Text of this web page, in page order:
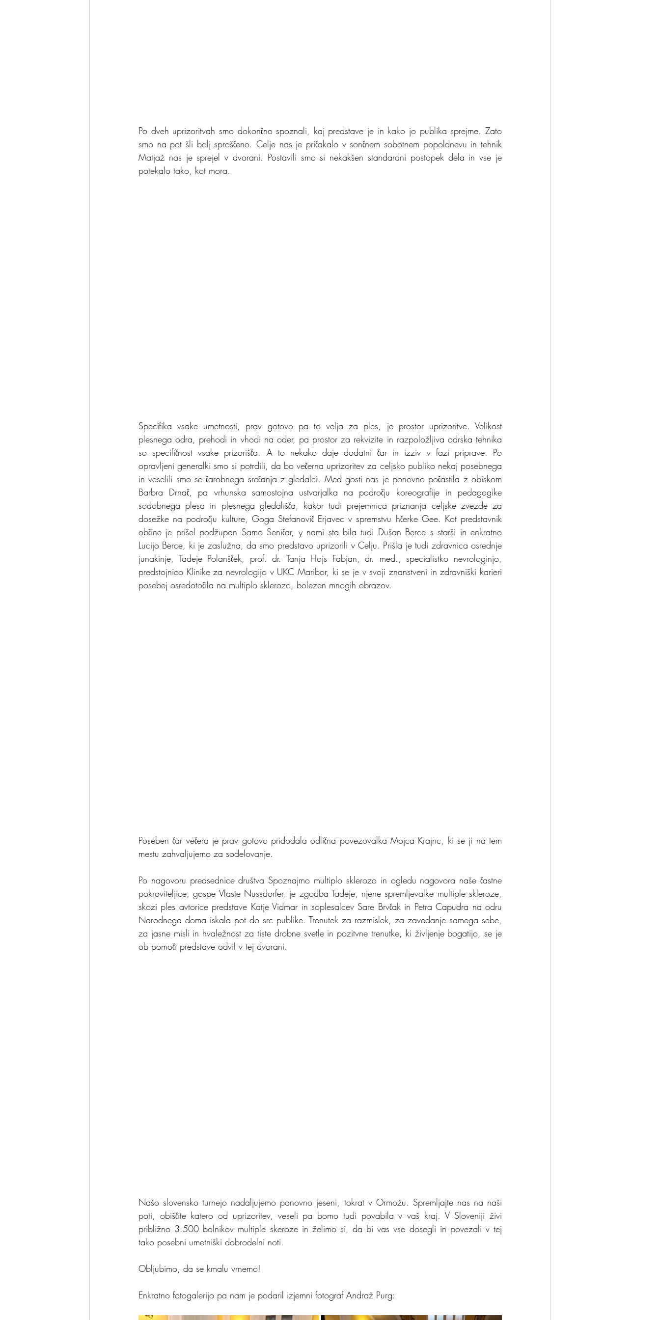
Po dveh uprizoritvah smo dokončno spoznali, kaj predstave je in kako jo publika sprejme. Zato
smo na pot šli bolj sproščeno. Celje nas je pričakalo v sončnem sobotnem popoldnevu in tehnik
Matjaž nas je sprejel v dvorani. Postavili smo si nekakšen standardni postopek dela in vse je
potekalo tako, kot mora.
Specifika vsake umetnosti, prav gotovo pa to velja za ples, je prostor uprizoritve. Velikost
plesnega odra, prehodi in vhodi na oder, pa prostor za rekvizite in razpoložljiva odrska tehnika
so specifičnost vsake prizorišča. A to nekako daje dodatni čar in izziv v fazi priprave. Po
opravljeni generalki smo si potrdili, da bo večerna uprizoritev za celjsko publiko nekaj posebnega
in veselili smo se čarobnega srečanja z gledalci. Med gosti nas je ponovno počastila z obiskom
Barbra Drnač, pa vrhunska samostojna ustvarjalka na področju koreografije in pedagogike
sodobnega plesa in plesnega gledališča, kakor tudi prejemnica priznanja celjske zvezde za
dosežke na področju kulture, Goga Stefanovič Erjavec v spremstvu hčerke Gee. Kot predstavnik
občine je prišel podžupan Samo Seničar, y nami sta bila tudi Dušan Berce s starši in enkratno
Lucijo Berce, ki je zaslužna, da smo predstavo uprizorili v Celju. Prišla je tudi zdravnica osrednje
junakinje, Tadeje Polanšček, prof. dr. Tanja Hojs Fabjan, dr. med., specialistko nevrologinjo,
predstojnico Klinike za nevrologijo v UKC Maribor, ki se je v svoji znanstveni in zdravniški karieri
posebej osredotočila na multiplo sklerozo, bolezen mnogih obrazov.
Poseben čar večera je prav gotovo pridodala odlična povezovalka Mojca Krajnc, ki se ji na tem
mestu zahvaljujemo za sodelovanje.
Po nagovoru predsednice društva Spoznajmo multiplo sklerozo in ogledu nagovora naše častne
pokroviteljice, gospe Vlaste Nussdorfer, je zgodba Tadeje, njene spremljevalke multiple skleroze,
skozi ples avtorice predstave Katje Vidmar in soplesalcev Sare Brvčak in Petra Capudra na odru
Narodnega doma iskala pot do src publike. Trenutek za razmislek, za zavedanje samega sebe,
za jasne misli in hvaležnost za tiste drobne svetle in pozitvne trenutke, ki življenje bogatijo, se je
ob pomoči predstave odvil v tej dvorani.
Našo slovensko turnejo nadaljujemo ponovno jeseni, tokrat v Ormožu. Spremljajte nas na naši
poti, obiščite katero od uprizoritev, veseli pa bomo tudi povabila v vaš kraj. V Sloveniji živi
približno 3.500 bolnikov multiple skeroze in želimo si, da bi vas vse dosegli in povezali v tej
tako posebni umetniški dobrodelni noti.
Obljubimo, da se kmalu vrnemo!
Enkratno fotogalerijo pa nam je podaril izjemni fotograf Andraž Purg: